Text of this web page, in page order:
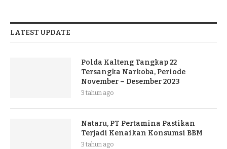
LATEST UPDATE
Polda Kalteng Tangkap 22
Tersangka Narkoba, Periode
November – Desember 2023
3 tahun ago
Nataru, PT Pertamina Pastikan
Terjadi Kenaikan Konsumsi BBM
3 tahun ago